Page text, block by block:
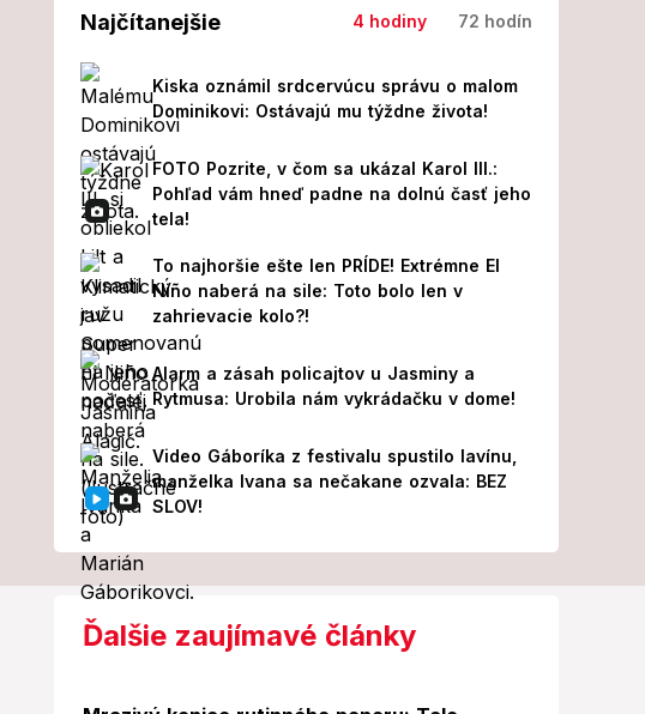
Najčítanejšie 4 hodiny 72 hodín
Kiska oznámil srdcervúcu správu o malom
Dominikovi: Ostávajú mu týždne života!
FOTO Pozrite, v čom sa ukázal Karol III.:
Pohľad vám hneď padne na dolnú časť jeho
tela!
To najhoršie ešte len PRÍDE! Extrémne El
Niño naberá na sile: Toto bolo len v
zahrievacie kolo?!
Alarm a zásah policajtov u Jasminy a
Rytmusa: Urobila nám vykrádačku v dome!
Video Gáboríka z festivalu spustilo lavínu,
manželka Ivana sa nečakane ozvala: BEZ
SLOV!
Ďalšie zaujímavé články